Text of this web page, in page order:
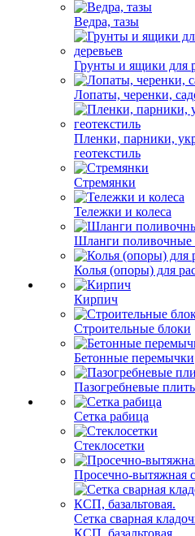
Ведра, тазы
Грунты и ящики для
Лопаты, черенки,
Пленки, парники,
геотекстиль
Стремянки
Тележки и колеса
Шланги поливочные
Колья (опоры) для
Кирпич
Строительные блоки
Бетонные перемычки
Пазогребневые
Сетка рабица
Стеклосетки
Просечно-вытяжная
Сетка сварная
КСП, базальтовая.